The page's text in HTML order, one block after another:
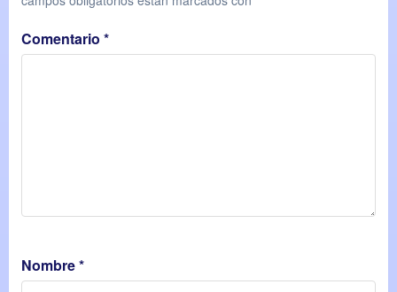
Comentario *
Nombre*